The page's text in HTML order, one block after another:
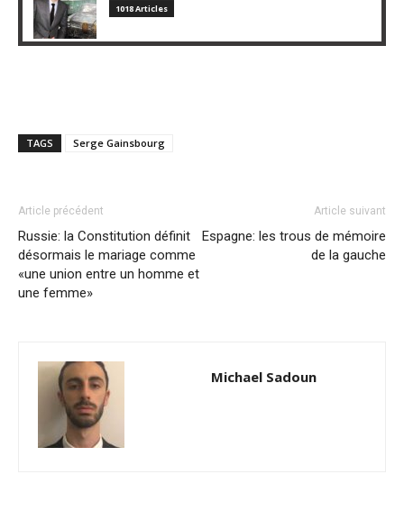
1018 Articles
TAGS Serge Gainsbourg
Article précédent
Russie: la Constitution définit
désormais le mariage comme
«une union entre un homme et
une femme»
Article suivant
Espagne: les trous de mémoire
de la gauche
Michael Sadoun